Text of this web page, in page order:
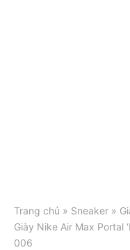
Trang chủ » Sneaker »
Giày Nike Air Max Portal
006